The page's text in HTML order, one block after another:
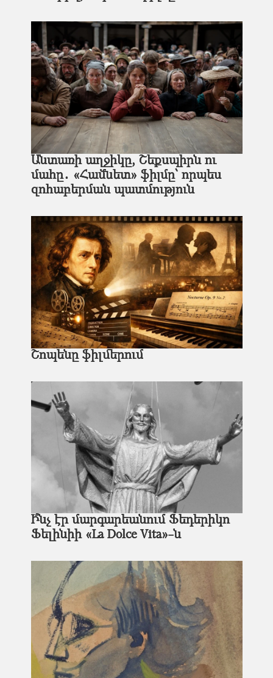
Անտառի աղջիկը, Շեքսպիրն ու
մահը․ «Համնետ» ֆիլմը՝ որպես
զոհաբերման պատմություն
Շոպենը ֆիլմերում
Ի՞նչ էր մարգարեանում Ֆեդերիկո
Ֆելինիի «La Dolce Vita»-ն